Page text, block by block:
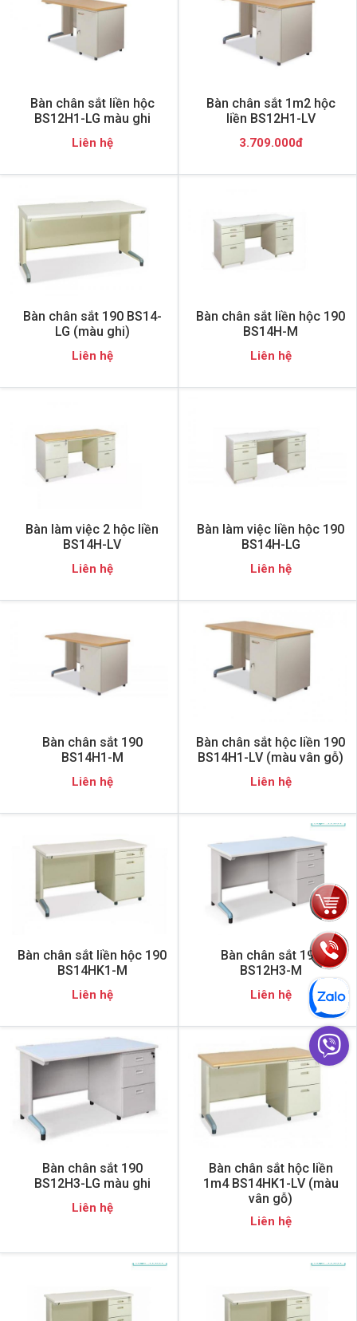
Bàn chân sắt liền hộc
BS12H1-LG màu ghi
Liên hệ
Bàn chân sắt 1m2 hộc
liền BS12H1-LV
3.709.000đ
Bàn chân sắt 190 BS14-
LG (màu ghi)
Liên hệ
Bàn chân sắt liền hộc 190
BS14H-M
Liên hệ
Bàn làm việc 2 hộc liền
BS14H-LV
Liên hệ
Bàn làm việc liền hộc 190
BS14H-LG
Liên hệ
Bàn chân sắt 190
BS14H1-M
Liên hệ
Bàn chân sắt hộc liền 190
BS14H1-LV (màu vân gỗ)
Liên hệ
Bàn chân sắt liền hộc 190
BS14HK1-M
Liên hệ
Bàn chân sắt 190
BS12H3-M
Liên hệ
Bàn chân sắt 190
BS12H3-LG màu ghi
Liên hệ
Bàn chân sắt hộc liền
1m4 BS14HK1-LV (màu
vân gỗ)
Liên hệ